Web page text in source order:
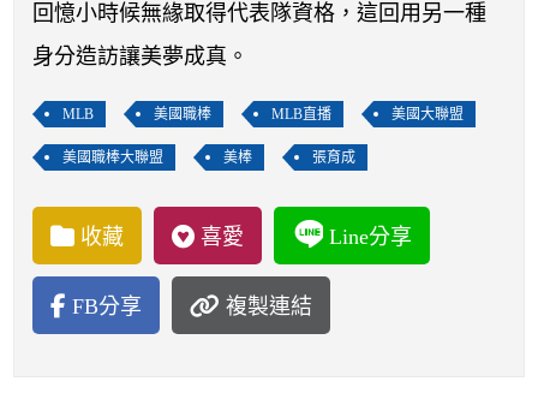
回憶小時候無緣取得代表隊資格，這回用另一種
身分造訪讓美夢成真。
MLB 美國職棒 MLB直播 美國大聯盟
美國職棒大聯盟 美棒 張育成
收藏 喜愛 Line分享
FB分享 複製連結